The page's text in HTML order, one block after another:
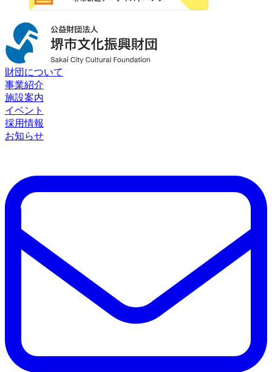
財団について
事業紹介
施設案内
イベント
採用情報
お知らせ